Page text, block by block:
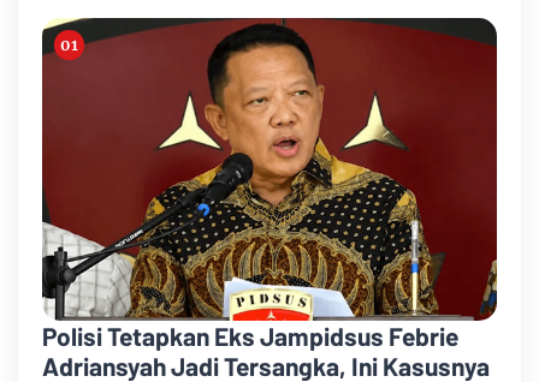
Polisi Tetapkan Eks Jampidsus Febrie
Adriansyah Jadi Tersangka, Ini Kasusnya